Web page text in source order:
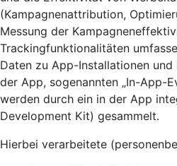
(Kampagnenattribution,
Messung der
Trackingfunktionalitäten
Daten zu App-Installationen
der App, sogenannten „In-App-
werden durch ein in der App
Development Kit) gesammelt.
Hierbei verarbeitete